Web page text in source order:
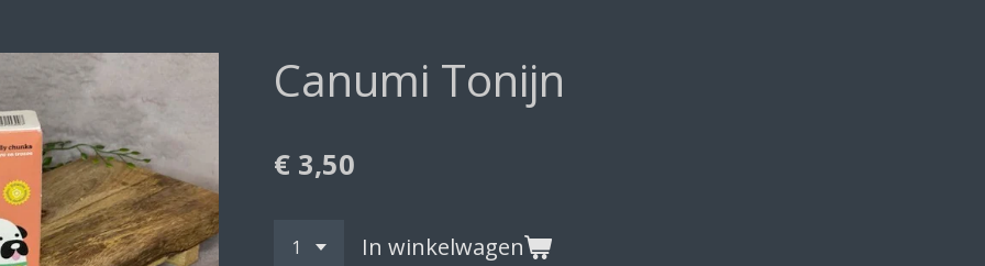
Canumi Tonijn
€ 3,50
In winkelwagen